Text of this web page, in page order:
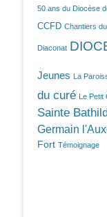
50 ans du Diocèse
CCFD Chantiers
Diaconat
Jeunes La
du curé Le Petit
Sainte
Germain
Fort Témoignage